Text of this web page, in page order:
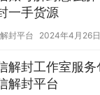
一手货源
封平台 2024年4月26日
解封工作室服
解封平台